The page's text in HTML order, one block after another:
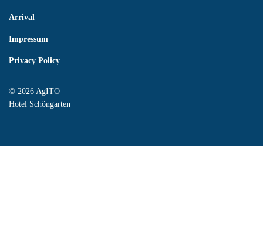
Arrival
Impressum
Privacy Policy
© 2026 AgITO
Hotel Schöngarten